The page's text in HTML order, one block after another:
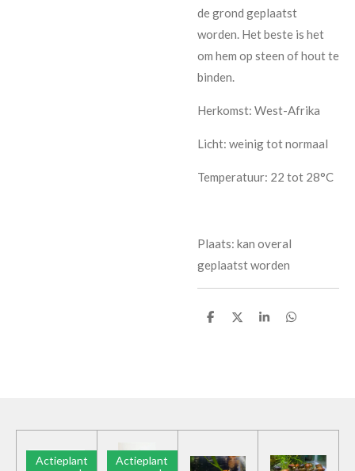
de grond geplaatst
worden. Het beste is het
om hem op steen of hout te
binden.
Herkomst: West-Afrika
Licht: weinig tot normaal
Temperatuur: 22 tot 28°C
Plaats: kan overal
geplaatst worden
D
D
S
D
Actieplant
Actieplant